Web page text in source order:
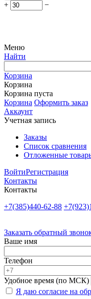
+ −
Меню
Найти
Корзина
Корзина
Корзина пуста
Корзина Оформить заказ
Аккаунт
Учетная запись
Заказы
Список сравнения
Отложенные
ВойтиРегистрация
Контакты
Контакты
+7(385)440-62-88
Заказать обратный
Ваше имя
Телефон
Удобное время (по МСК)
Я даю согласие на